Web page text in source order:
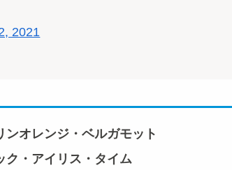
2021
ンオレンジ・ベルガモット
ク・アイリス・タイム